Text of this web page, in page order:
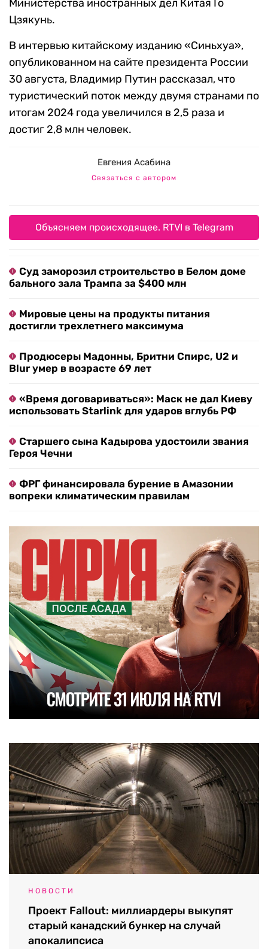
Министерства иностранных дел Китая Го
Цзякунь.
В интервью китайскому изданию «Синьхуа»,
опубликованном на сайте президента России
30 августа, Владимир Путин рассказал, что
туристический поток между двумя странами по
итогам 2024 года увеличился в 2,5 раза и
достиг 2,8 млн человек.
Евгения Асабина
Связаться с автором
Объясняем происходящее. RTVI в Telegram
Суд заморозил строительство в Белом доме
бального зала Трампа за $400 млн
Мировые цены на продукты питания
достигли трехлетнего максимума
Продюсеры Мадонны, Бритни Спирс, U2 и
Blur умер в возрасте 69 лет
«Время договариваться»: Маск не дал Киеву
использовать Starlink для ударов вглубь РФ
Старшего сына Кадырова удостоили звания
Героя Чечни
ФРГ финансировала бурение в Амазонии
вопреки климатическим правилам
НОВОСТИ
Проект Fallout: миллиардеры выкупят
старый канадский бункер на случай
апокалипсиса